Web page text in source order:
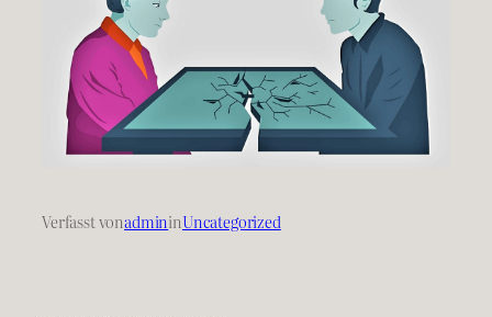
Verfasst vonadmininUncategorized